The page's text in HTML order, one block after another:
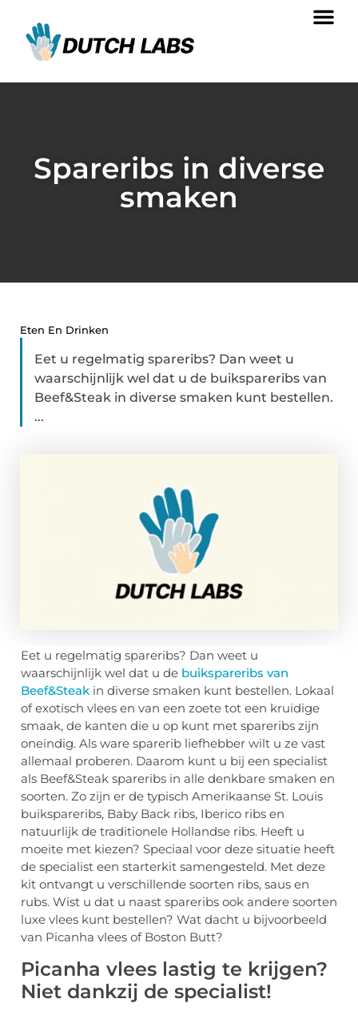
Spareribs in diverse
smaken
Eten En Drinken
Eet u regelmatig spareribs? Dan weet u
waarschijnlijk wel dat u de buikspareribs van
Beef&Steak in diverse smaken kunt bestellen.
...
Eet u regelmatig spareribs? Dan weet u
waarschijnlijk wel dat u de buikspareribs van
Beef&Steak in diverse smaken kunt bestellen. Lokaal
of exotisch vlees en van een zoete tot een kruidige
smaak, de kanten die u op kunt met spareribs zijn
oneindig. Als ware sparerib liefhebber wilt u ze vast
allemaal proberen. Daarom kunt u bij een specialist
als Beef&Steak spareribs in alle denkbare smaken en
soorten. Zo zijn er de typisch Amerikaanse St. Louis
buikspareribs, Baby Back ribs, Iberico ribs en
natuurlijk de traditionele Hollandse ribs. Heeft u
moeite met kiezen? Speciaal voor deze situatie heeft
de specialist een starterkit samengesteld. Met deze
kit ontvangt u verschillende soorten ribs, saus en
rubs. Wist u dat u naast spareribs ook andere soorten
luxe vlees kunt bestellen? Wat dacht u bijvoorbeeld
van Picanha vlees of Boston Butt?
Picanha vlees lastig te krijgen?
Niet dankzij de specialist!